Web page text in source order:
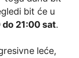
bit će u
21:00 sat.
leće,